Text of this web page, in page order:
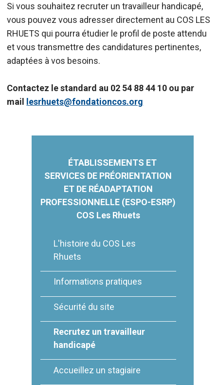
Si vous souhaitez recruter un travailleur handicapé,
vous pouvez vous adresser directement au COS LES
RHUETS qui pourra étudier le profil de poste attendu
et vous transmettre des candidatures pertinentes,
adaptées à vos besoins.
Contactez le standard au 02 54 88 44 10 ou par
mail
lesrhuets@fondationcos.org
ÉTABLISSEMENTS ET
SERVICES DE PRÉORIENTATION
ET DE RÉADAPTATION
PROFESSIONNELLE (ESPO-ESRP)
COS Les Rhuets
L'histoire du COS Les
Rhuets
Informations pratiques
Sécurité du site
Recrutez un travailleur
handicapé
Accueillez un stagiaire